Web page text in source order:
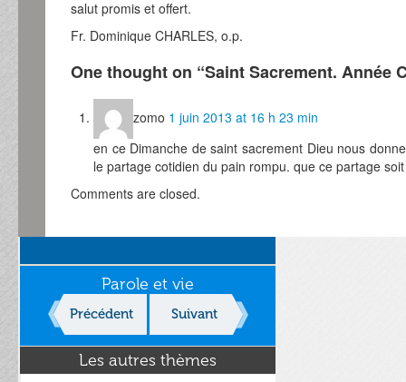
salut promis et offert.
Fr. Dominique CHARLES, o.p.
One thought on “Saint Sacrement. Année
zomo 1 juin 2013 at 16 h 23 min
en ce Dimanche de saint sacrement Dieu nous
le partage cotidien du pain rompu. que ce partage
Comments are closed.
Parole et vie
Précédent Suivant
Les autres thèmes